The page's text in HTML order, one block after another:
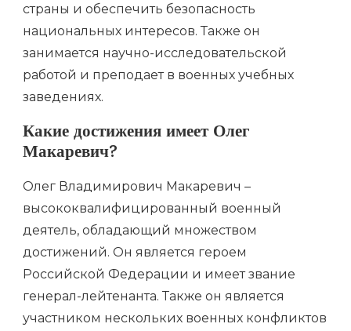
страны и обеспечить безопасность
национальных интересов. Также он
занимается научно-исследовательской
работой и преподает в военных учебных
заведениях.
Какие достижения имеет Олег
Макаревич?
Олег Владимирович Макаревич –
высококвалифицированный военный
деятель, обладающий множеством
достижений. Он является героем
Российской Федерации и имеет звание
генерал-лейтенанта. Также он является
участником нескольких военных конфликтов